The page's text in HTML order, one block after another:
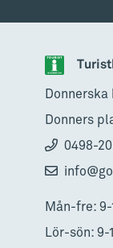
Donnerska
Donners
0498-
Mån-fre: 9-
Lör-sön: 9-